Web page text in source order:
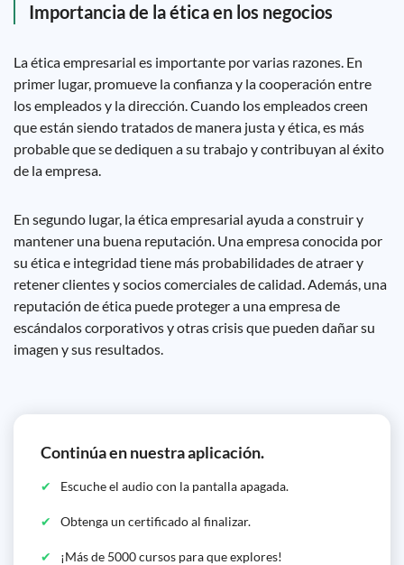
Importancia de la ética en los negocios
La ética empresarial es importante por varias razones. En
primer lugar, promueve la confianza y la cooperación entre
los empleados y la dirección. Cuando los empleados creen
que están siendo tratados de manera justa y ética, es más
probable que se dediquen a su trabajo y contribuyan al éxito
de la empresa.
En segundo lugar, la ética empresarial ayuda a construir y
mantener una buena reputación. Una empresa conocida por
su ética e integridad tiene más probabilidades de atraer y
retener clientes y socios comerciales de calidad. Además, una
reputación de ética puede proteger a una empresa de
escándalos corporativos y otras crisis que pueden dañar su
imagen y sus resultados.
Continúa en nuestra aplicación.
Escuche el audio con la pantalla apagada.
Obtenga un certificado al finalizar.
¡Más de 5000 cursos para que explores!